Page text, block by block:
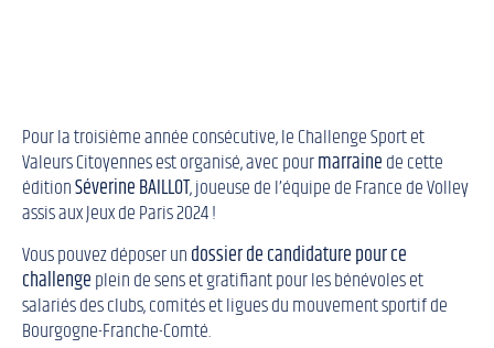
Pour la troisième année consécutive, le Challenge Sport et
Valeurs Citoyennes est organisé, avec pourmarrainede cette
éditionSéverine BAILLOT, joueuse de l’équipe de France de Volley
assis aux Jeux de Paris 2024 !
Vous pouvez déposer undossier de candidature pour ce
challengeplein de sens et gratifiant pour les bénévoles et
salariés des clubs, comités et ligues du mouvement sportif de
Bourgogne-Franche-Comté.